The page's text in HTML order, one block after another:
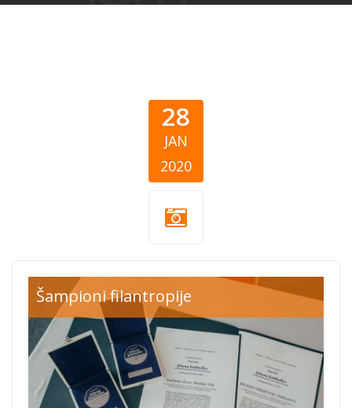
28
JAN
2020
nagrada-
slagalica.jpg
Šampioni filantropije